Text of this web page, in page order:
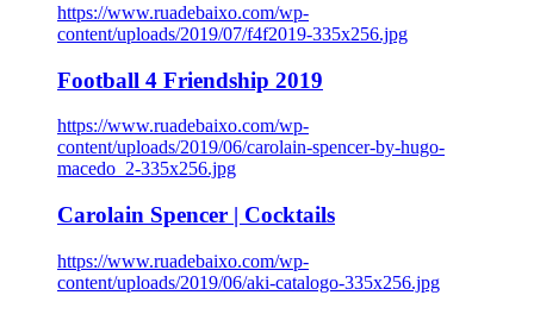
https://www.ruadebaixo.com/wp-
content/uploads/2019/07/f4f2019-335x256.jpg
Football 4 Friendship 2019
https://www.ruadebaixo.com/wp-
content/uploads/2019/06/carolain-spencer-by-hugo-
macedo_2-335x256.jpg
Carolain Spencer | Cocktails
https://www.ruadebaixo.com/wp-
content/uploads/2019/06/aki-catalogo-335x256.jpg